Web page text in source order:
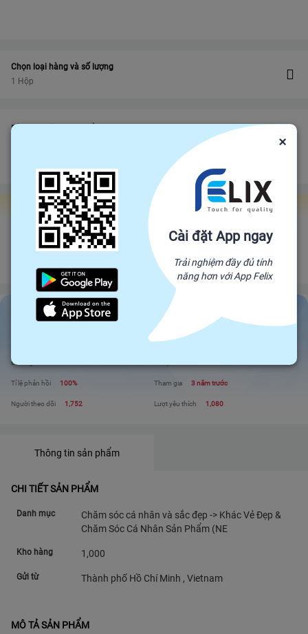
Chọn loại hàng và số lượng
1 Hộp
Bảo vệ bảo vệ đơn hàng felix.store của bạn
Đảm bảo gửi hàng đúng hạn
Gian hàng Felix Factories
Happy Shop
Đối tác trực tiếp của Felix, mang sản phẩm trực tiếp từ nhà sản xuất để đến
với người tiêu dùng. Giá cả cạnh tranh - Chất lượng tuyệt đối
Happy Shop
Xem shop
Đánh giá
Tỉ lệ phản hồi 100% Tham gia 3 năm trước
Người theo dõi 1,752 Lượt yêu thích 1,080
Thông tin sản phẩm
CHI TIẾT SẢN PHẨM
Danh mục
Chăm sóc cá nhân và sắc đẹp -> Khác Vẻ Đẹp &
Chăm Sóc Cá Nhân Sản Phẩm (NE
Kho hàng 1,000
Gửi từ Thành phố Hồ Chí Minh , Vietnam
MÔ TẢ SẢN PHẨM
×
Cài đặt App ngay
Trải nghiệm đầy đủ tính
năng hơn với App Felix